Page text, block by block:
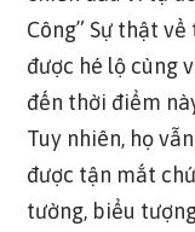
Công” Sự thật
được hé lộ cùng
đến thời điểm
Tuy nhiên, họ
được tận mắt
tường, biểu